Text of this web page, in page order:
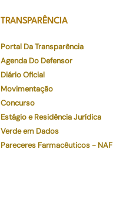
TRANSPARÊNCIA
Portal Da Transparência
Agenda Do Defensor
Diário Oficial
Movimentação
Concurso
Estágio e Residência Jurídica
Verde em Dados
Pareceres Farmacêuticos - NAF